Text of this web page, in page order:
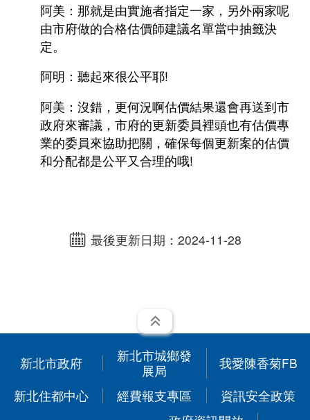
整建維護諮詢表
電梯特快車方案
受理民間申請示範街道環境改善計畫
增設電梯產業優選團隊
簡易都更
教戰手冊
都更小百科
常見問題
公職人員及關係人身分關係公開及查詢平臺
阿美：那就是由實施者指定一家，另外兩家呢
由市府做的合格估價師建議名單當中抽籤決
定。
阿明：聽起來很公平耶!
阿美：沒錯，更何況啊估價結果還會再送到市
政府來審議，市府的更新委員裡頭也有估價專
業的委員來協助把關，確保每個更新案的估價
和分配都是公平又合理的哦!
最後更新日期：2024-11-28
展開
新北市政府
新北市城鄉發
展局
我愛陳香菊FB
新北住都中心
經費報支專區
資訊安全政策